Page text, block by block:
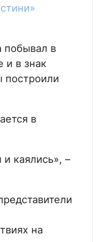
побывал в
и в знак
построили
в
каялись», –
на